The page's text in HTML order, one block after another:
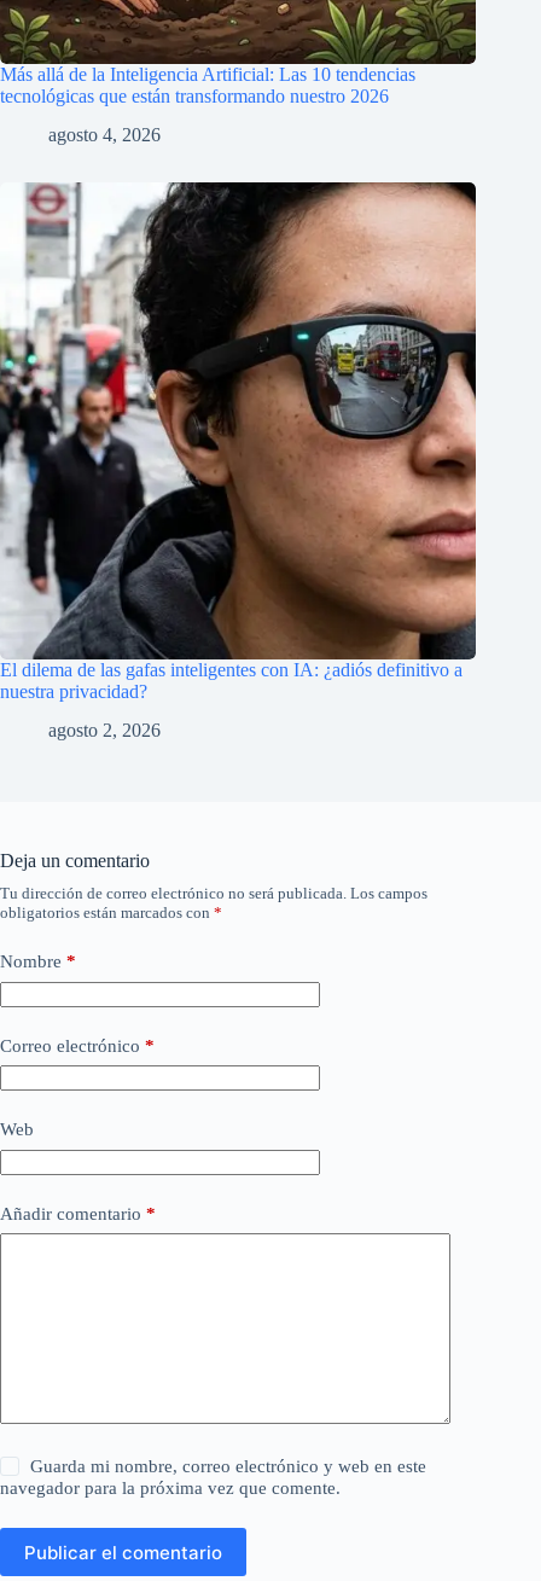
Más allá de la Inteligencia Artificial: Las 10 tendencias
tecnológicas que están transformando nuestro 2026
agosto 4, 2026
El dilema de las gafas inteligentes con IA: ¿adiós definitivo a
nuestra privacidad?
agosto 2, 2026
Deja un comentario
Tu dirección de correo electrónico no será publicada. Los campos
obligatorios están marcados con *
Nombre *
Correo electrónico *
Web
Añadir comentario *
Guarda mi nombre, correo electrónico y web en este
navegador para la próxima vez que comente.
Publicar el comentario